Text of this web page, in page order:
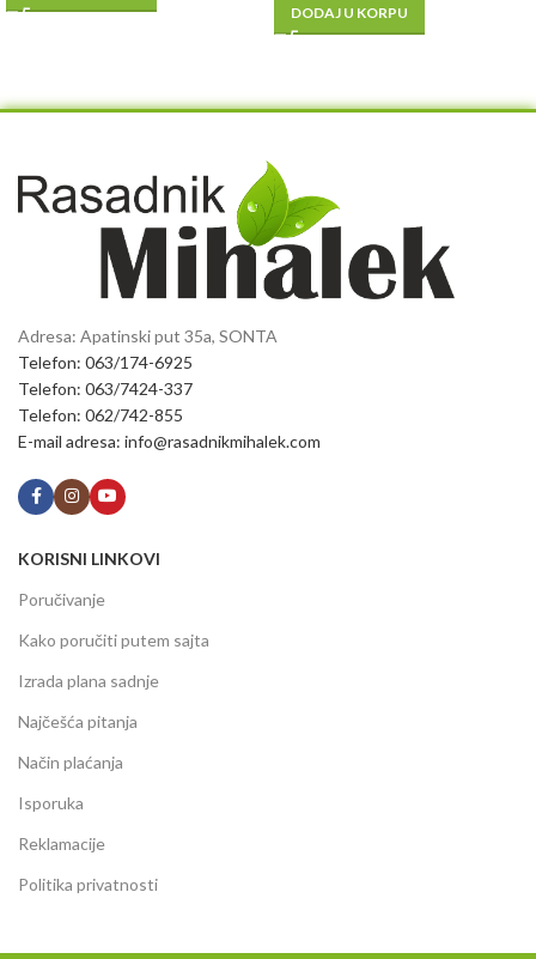
DODAJ U KORPU
Adresa: Apatinski put 35a, SONTA
Telefon: 063/174-6925
Telefon: 063/7424-337
Telefon: 062/742-855
E-mail adresa: info@rasadnikmihalek.com
KORISNI LINKOVI
Poručivanje
Kako poručiti putem sajta
Izrada plana sadnje
Najčešća pitanja
Način plaćanja
Isporuka
Reklamacije
Politika privatnosti